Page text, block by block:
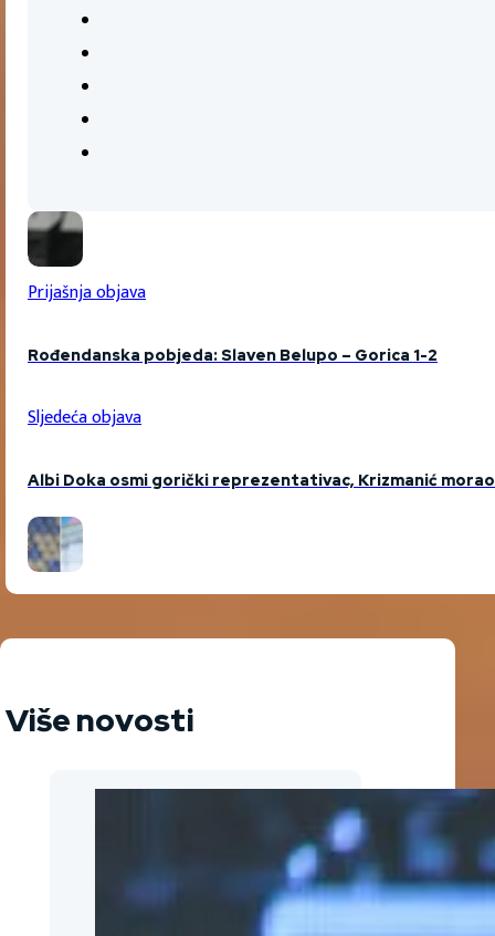
Prijašnja objava
Rođendanska pobjeda: Slaven Belupo – Gorica 1-2
Sljedeća objava
Albi Doka osmi gorički reprezentativac, Krizmanić
Više novosti